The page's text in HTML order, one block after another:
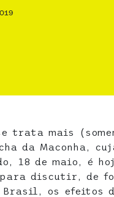
trata mais
da Maconha,
18 de maio, é
discutir, de
os efeitos